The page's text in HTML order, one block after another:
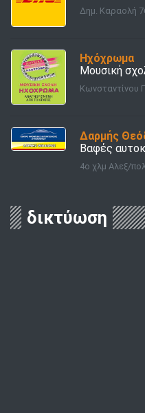
Δημ. Καραολή
Ηχόχρωμα
Μουσική
Κωνσταντίνου
Δαρμής
Βαφές
4ο χλμ Αλεξ/
δικτύωση